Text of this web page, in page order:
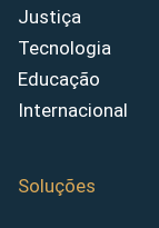
Justiça
Tecnologia
Educação
Internacional
Soluções